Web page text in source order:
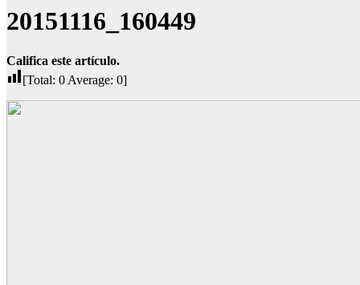
20151116_160449
Califica este artículo.
[Total: 0 Average: 0]